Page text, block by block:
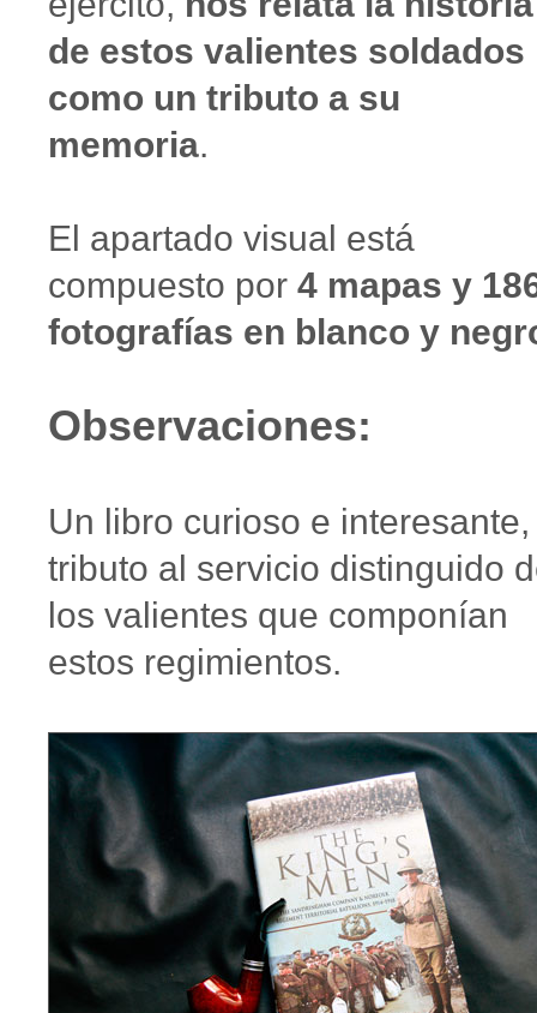
de estos valientes soldados
como un tributo a su
memoria.
El apartado visual está
compuesto por 4 mapas y
fotografías en blanco y
Observaciones:
Un libro curioso e interesante,
tributo al servicio distinguido
los valientes que componían
estos regimientos.